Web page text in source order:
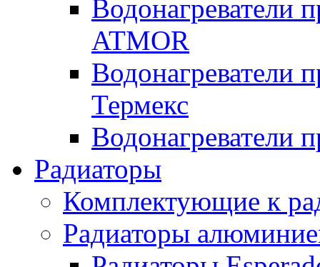
Водонагреватели
ATMOR
Водонагреватели
Термекс
Водонагреватели
Радиаторы
Комплектующие к
Радиаторы